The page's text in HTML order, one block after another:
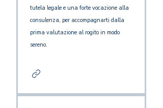
tutela legale e una forte vocazione alla
consulenza, per accompagnarti dalla
prima valutazione al rogito in modo
sereno.